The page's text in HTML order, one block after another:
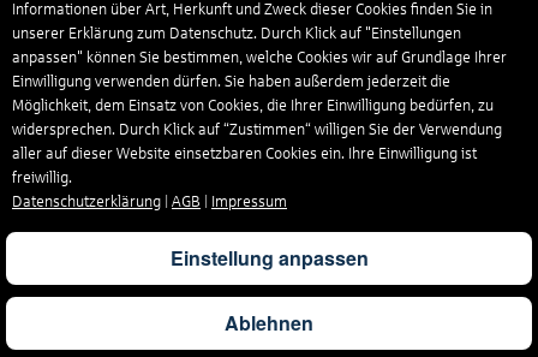
Informationen über Art, Herkunft und Zweck dieser Cookies finden Sie in
unserer Erklärung zum Datenschutz. Durch Klick auf "Einstellungen
anpassen" können Sie bestimmen, welche Cookies wir auf Grundlage Ihrer
Einwilligung verwenden dürfen. Sie haben außerdem jederzeit die
Möglichkeit, dem Einsatz von Cookies, die Ihrer Einwilligung bedürfen, zu
widersprechen. Durch Klick auf “Zustimmen“ willigen Sie der Verwendung
aller auf dieser Website einsetzbaren Cookies ein. Ihre Einwilligung ist
freiwillig.
Datenschutzerklärung
AGB Impressum
Einstellung anpassen
Ablehnen